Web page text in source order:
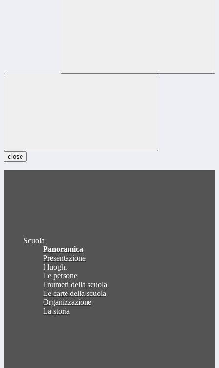
close
Scuola
Panoramica
Presentazione
I luoghi
Le persone
I numeri della scuola
Le carte della scuola
Organizzazione
La storia